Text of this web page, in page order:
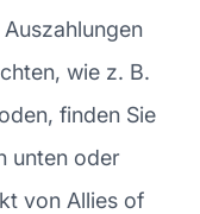
wie z. B.
finden Sie
unten oder
von Allies of